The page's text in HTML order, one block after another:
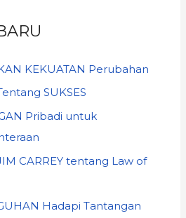
KEKUATAN Perubahan
SUKSES
Pribadi untuk
CARREY tentang Law of
Hadapi Tantangan